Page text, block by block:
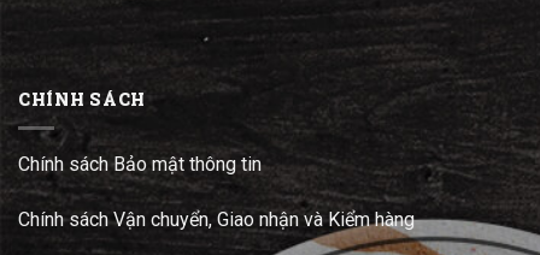
CHÍNH SÁCH
Chính sách Bảo mật thông tin
Chính sách Vận chuyển, Giao nhận và Kiểm hàng